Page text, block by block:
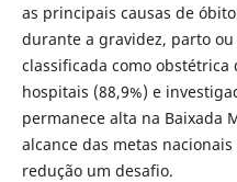
as principais causas de
durante a gravidez, parto
classificada como obstétrica
hospitais (88,9%) e
permanece alta na Baixada
alcance das metas
redução um desafio.